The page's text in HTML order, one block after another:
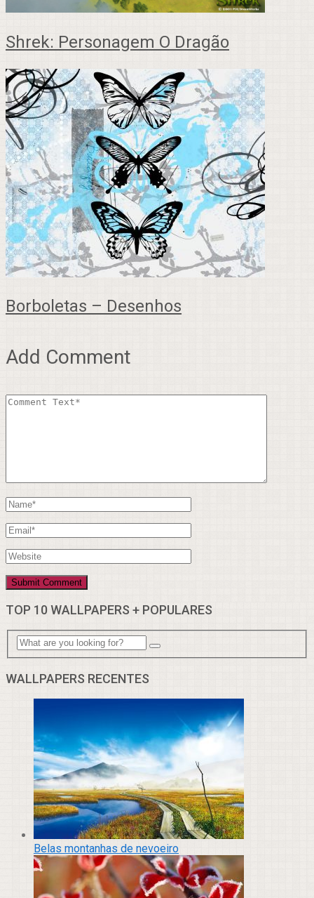
Shrek: Personagem O Dragão
Borboletas – Desenhos
Add Comment
TOP 10 WALLPAPERS + POPULARES
WALLPAPERS RECENTES
Belas montanhas de nevoeiro